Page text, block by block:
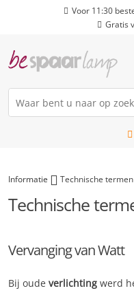
Voor 11:30
Gratis
Informatie Technische termen
Technische
Vervanging van Watt
Bij oude verlichting werd